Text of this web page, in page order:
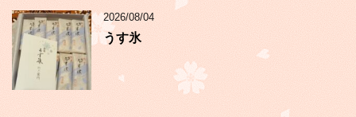
2026/08/04
うす氷